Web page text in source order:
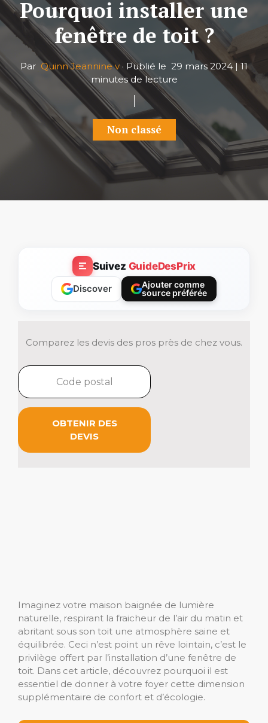
Pourquoi installer une
fenêtre de toit ?
Par Quinn Jeannine v · Publié le 29 mars 2024 | 11
minutes de lecture
Non classé
Suivez GuideDesPrix
Discover
Ajouter comme
source préférée
Comparez les devis des pros près de chez vous.
OBTENIR DES
DEVIS
Imaginez votre maison baignée de lumière
naturelle, respirant la fraicheur de l’air du matin et
abritant sous son toit une atmosphère saine et
équilibrée. Ceci n’est point un rêve lointain, c’est le
privilège offert par l’installation d’une fenêtre de
toit. Dans cet article, découvrez pourquoi il est
essentiel de donner à votre foyer cette dimension
supplémentaire de confort et d’écologie.